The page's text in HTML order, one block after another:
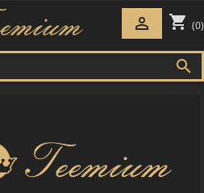

 shopping_cart (0)